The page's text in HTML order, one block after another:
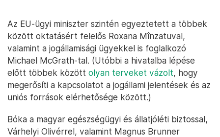
Az EU-ügyi miniszter szintén egyeztetett a többek
között oktatásért felelős Roxana Mînzatuval,
valamint a jogállamisági ügyekkel is foglalkozó
Michael McGrath-tal. (Utóbbi a hivatalba lépése
előtt többek között olyan terveket vázolt, hogy
megerősíti a kapcsolatot a jogállami jelentések és az
uniós források elérhetősége között.)
Bóka a magyar egészségügyi és állatjóléti biztossal,
Várhelyi Olivérrel, valamint Magnus Brunner